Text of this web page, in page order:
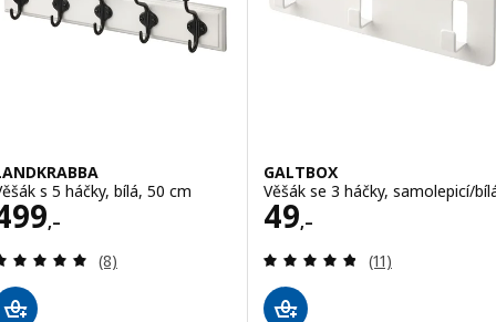
s 5 háčky, bílá, 50 cm
,– 499,–
Recenze: 4.9 z 5 hvězdy. Celkem recenzí:
(8)
GALTBOX
Věšák se 3 háčky, samolepicí/
49,–
Cena 49,–
Recenze: 4.8 z
(11)